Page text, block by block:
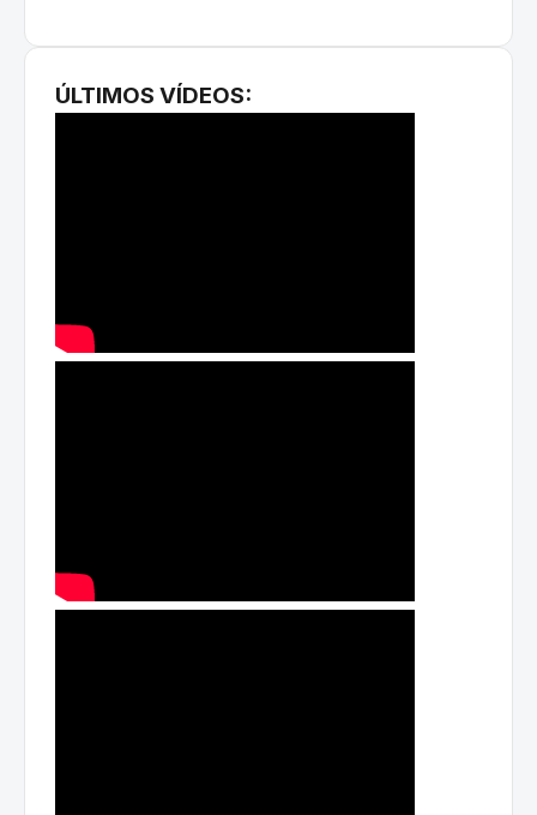
ÚLTIMOS VÍDEOS: